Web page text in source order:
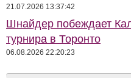
21.07.2026 13:37:42
Шнайдер побеждает
турнира в Торонто
06.08.2026 22:20:23